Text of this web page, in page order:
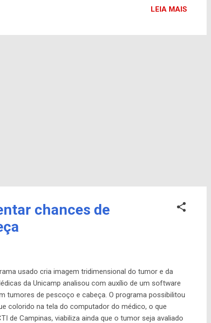
da região que desenvolvemos a nossa startup. Isso
LEIA MAIS
chances de
usado cria imagem tridimensional do tumor e da
da Unicamp analisou com auxílio de um software
tumores de pescoço e cabeça. O programa possibilitou
colorido na tela do computador do médico, o que
de Campinas, viabiliza ainda que o tumor seja avaliado